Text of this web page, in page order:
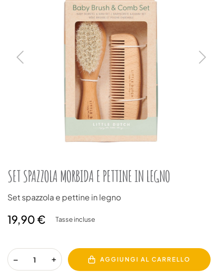
SET SPAZZOLA MORBIDA E PETTINE IN LEGNO
Set spazzola e pettine in legno
19,90 € Tasse incluse
AGGIUNGI AL CARRELLO